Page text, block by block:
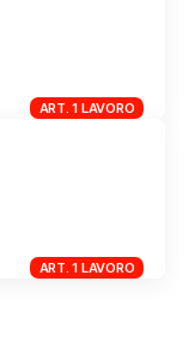
ART. 1 LAVORO
ART. 1 LAVORO